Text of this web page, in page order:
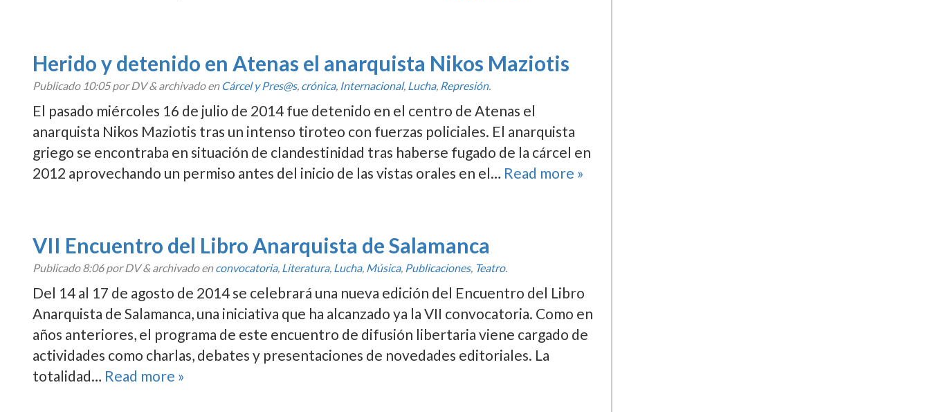
Herido y detenido en Atenas el anarquista Nikos Maziotis
Publicado 10:05por DV&archivado en Cárcel y Pres@s, crónica, Internacional, Lucha, Represión.
El pasado miércoles 16 de julio de 2014 fue detenido en el centro de Atenas el
anarquista Nikos Maziotis tras un intenso tiroteo con fuerzas policiales. El anarquista
griego se encontraba en situación de clandestinidad tras haberse fugado de la cárcel en
2012 aprovechando un permiso antes del inicio de las vistas orales en el… Read more »
VII Encuentro del Libro Anarquista de Salamanca
Publicado8:06por DV&archivado enconvocatoria, Literatura, Lucha, Música, Publicaciones, Teatro.
Del 14 al 17 de agosto de 2014 se celebrará una nueva edición del Encuentro del Libro
Anarquista de Salamanca, una iniciativa que ha alcanzado ya la VII convocatoria. Como en
años anteriores, el programa de este encuentro de difusión libertaria viene cargado de
actividades como charlas, debates y presentaciones de novedades editoriales. La
totalidad… Read more »